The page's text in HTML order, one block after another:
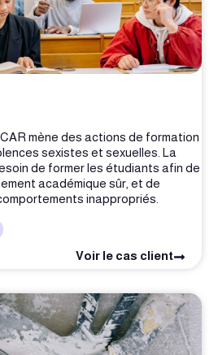
mène des actions de formation
sexistes et sexuelles. La
de former les étudiants afin de
académique sûr, et de
inappropriés.
Voir le cas client